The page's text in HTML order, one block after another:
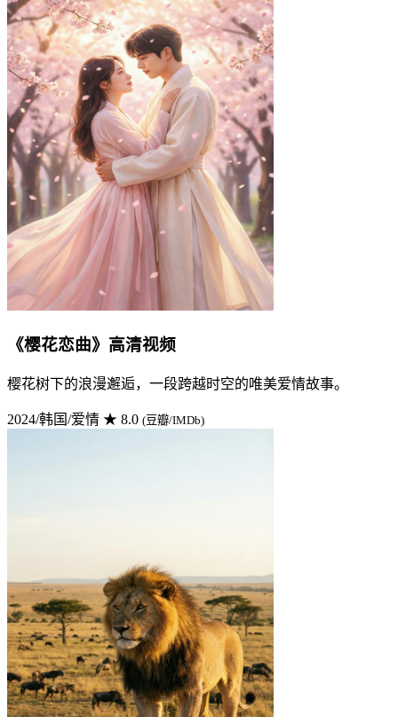
《樱花恋曲》高清视频
樱花树下的浪漫邂逅，一段跨越时空的唯美爱情故事。
2024/韩国/爱情 ★ 8.0 (豆瓣/IMDb)